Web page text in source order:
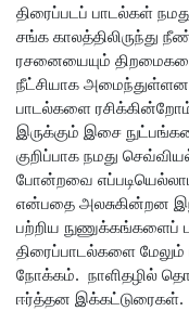
திரைப்படப் பாடல்கள்
சங்க காலத்திலிருந்து
ரசனையையும்
நீட்சியாக
பாடல்களை
இருக்கும் இசை
குறிப்பாக நமது
போன்றவை
என்பதை அலசுகின்றன
பற்றிய நுணுக்கங்களைப்
திரைப்பாடல்களை
நோக்கம். நாளிதழில்
ஈர்த்தன இக்கட்டுரைகள்.